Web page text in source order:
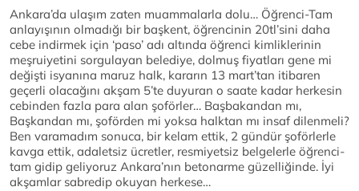
Ankara’da ulaşım zaten muammalarla dolu… Öğrenci-Tam
anlayışının olmadığı bir başkent, öğrencinin 20tl’sini daha
cebe indirmek için ‘paso’ adı altında öğrenci kimliklerinin
meşruiyetini sorgulayan belediye, dolmuş fiyatları gene mi
değişti isyanına maruz halk, kararın 13 mart’tan itibaren
geçerli olacağını akşam 5’te duyuran o saate kadar herkesin
cebinden fazla para alan şoförler… Başbakandan mı,
Başkandan mı, şoförden mi yoksa halktan mı insaf dilenmeli?
Ben varamadım sonuca, bir kelam ettik, 2 gündür şoförlerle
kavga ettik, adaletsiz ücretler, resmiyetsiz belgelerle öğrenci-
tam gidip geliyoruz Ankara’nın betonarme güzelliğinde. İyi
akşamlar sabredip okuyan herkese…